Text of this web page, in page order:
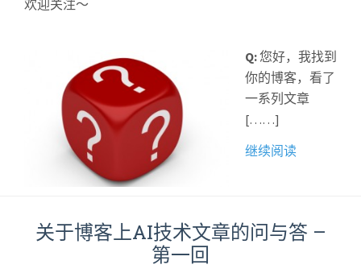
欢迎关注～
Q:您好，我找到
你的博客，看了
一系列文章
[……]
继续阅读
关于博客上AI技术文章的问与答 –
第一回